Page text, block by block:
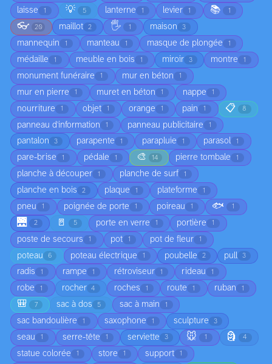
laisse 1 💡 5 lanterne 1 levier 1 📚 1
👓 20 maillot 2 🖐️ 1 maison 3
mannequin 1 manteau 1 masque de plongée 1
médaille 1 meuble en bois 1 miroir 3 montre 1
monument funéraire 1 mur en béton 1
mur en pierre 1 muret en béton 1 nappe 1
nourriture 1 objet 1 orange 1 pain 1 📋 8
panneau d'information 1 panneau publicitaire 1
pantalon 3 parapente 1 parapluie 1 parasol 1
pare-brise 1 pédale 1 🎨 14 pierre tombale 1
planche à découper 1 planche de surf 1
planche en bois 2 plaque 1 plateforme 1
pneu 1 poignée de porte 1 poireau 1 🐟 1
🌉 2 🚪 5 porte en verre 1 portière 1
poste de secours 1 pot 1 pot de fleur 1
poteau 6 poteau électrique 1 poubelle 2 pull 3
radis 1 rampe 1 rétroviseur 1 rideau 1
robe 1 rocher 4 roches 1 route 1 ruban 1
🎒 7 sac à dos 5 sac à main 1
sac bandoulière 1 saxophone 1 sculpture 3
seau 1 serre-tête 1 serviette 3 🐭 1 🗿 4
statue colorée 1 store 1 support 1